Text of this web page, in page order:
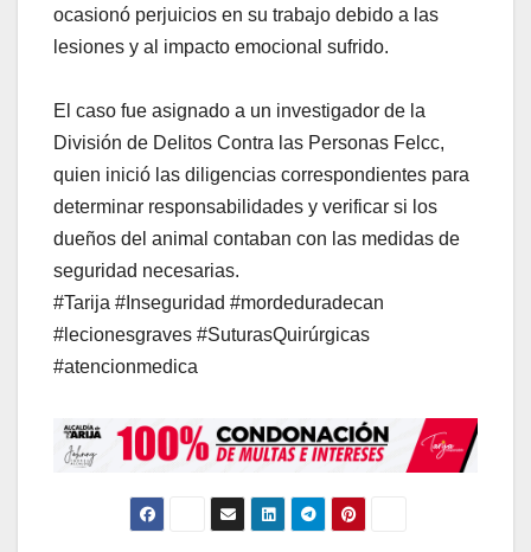
ocasionó perjuicios en su trabajo debido a las
lesiones y al impacto emocional sufrido.
El caso fue asignado a un investigador de la
División de Delitos Contra las Personas Felcc,
quien inició las diligencias correspondientes para
determinar responsabilidades y verificar si los
dueños del animal contaban con las medidas de
seguridad necesarias.
#Tarija #Inseguridad #mordeduradecan
#lecionesgraves #SuturasQuirúrgicas
#atencionmedica